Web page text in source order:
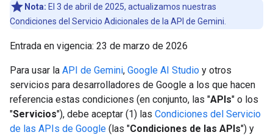
Nota: El 3 de abril de 2025, actualizamos nuestras
Condiciones del Servicio Adicionales de la API de Gemini.
Entrada en vigencia: 23 de marzo de 2026
Para usar la API de Gemini, Google AI Studio y otros
servicios para desarrolladores de Google a los que hacen
referencia estas condiciones (en conjunto, las "APIs" o los
"Servicios"), debe aceptar (1) las Condiciones del Servicio
de las APIs de Google (las "Condiciones de las APIs") y